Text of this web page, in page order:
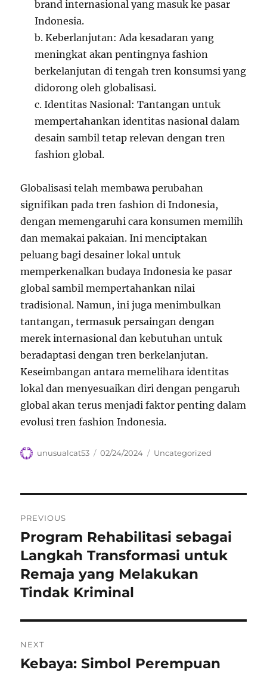
brand internasional yang masuk ke pasar
Indonesia.
b. Keberlanjutan: Ada kesadaran yang
meningkat akan pentingnya fashion
berkelanjutan di tengah tren konsumsi yang
didorong oleh globalisasi.
c. Identitas Nasional: Tantangan untuk
mempertahankan identitas nasional dalam
desain sambil tetap relevan dengan tren
fashion global.
Globalisasi telah membawa perubahan
signifikan pada tren fashion di Indonesia,
dengan memengaruhi cara konsumen memilih
dan memakai pakaian. Ini menciptakan
peluang bagi desainer lokal untuk
memperkenalkan budaya Indonesia ke pasar
global sambil mempertahankan nilai
tradisional. Namun, ini juga menimbulkan
tantangan, termasuk persaingan dengan
merek internasional dan kebutuhan untuk
beradaptasi dengan tren berkelanjutan.
Keseimbangan antara memelihara identitas
lokal dan menyesuaikan diri dengan pengaruh
global akan terus menjadi faktor penting dalam
evolusi tren fashion Indonesia.
Author
unusualcat53
Posted
02/24/2024 Categories
Uncategorized
pos
PREVIOUS
Previous
post:
Program Rehabilitasi sebagai
Langkah Transformasi untuk
Remaja yang Melakukan
Tindak Kriminal
NEXT
Next
Kebaya: Simbol Perempuan